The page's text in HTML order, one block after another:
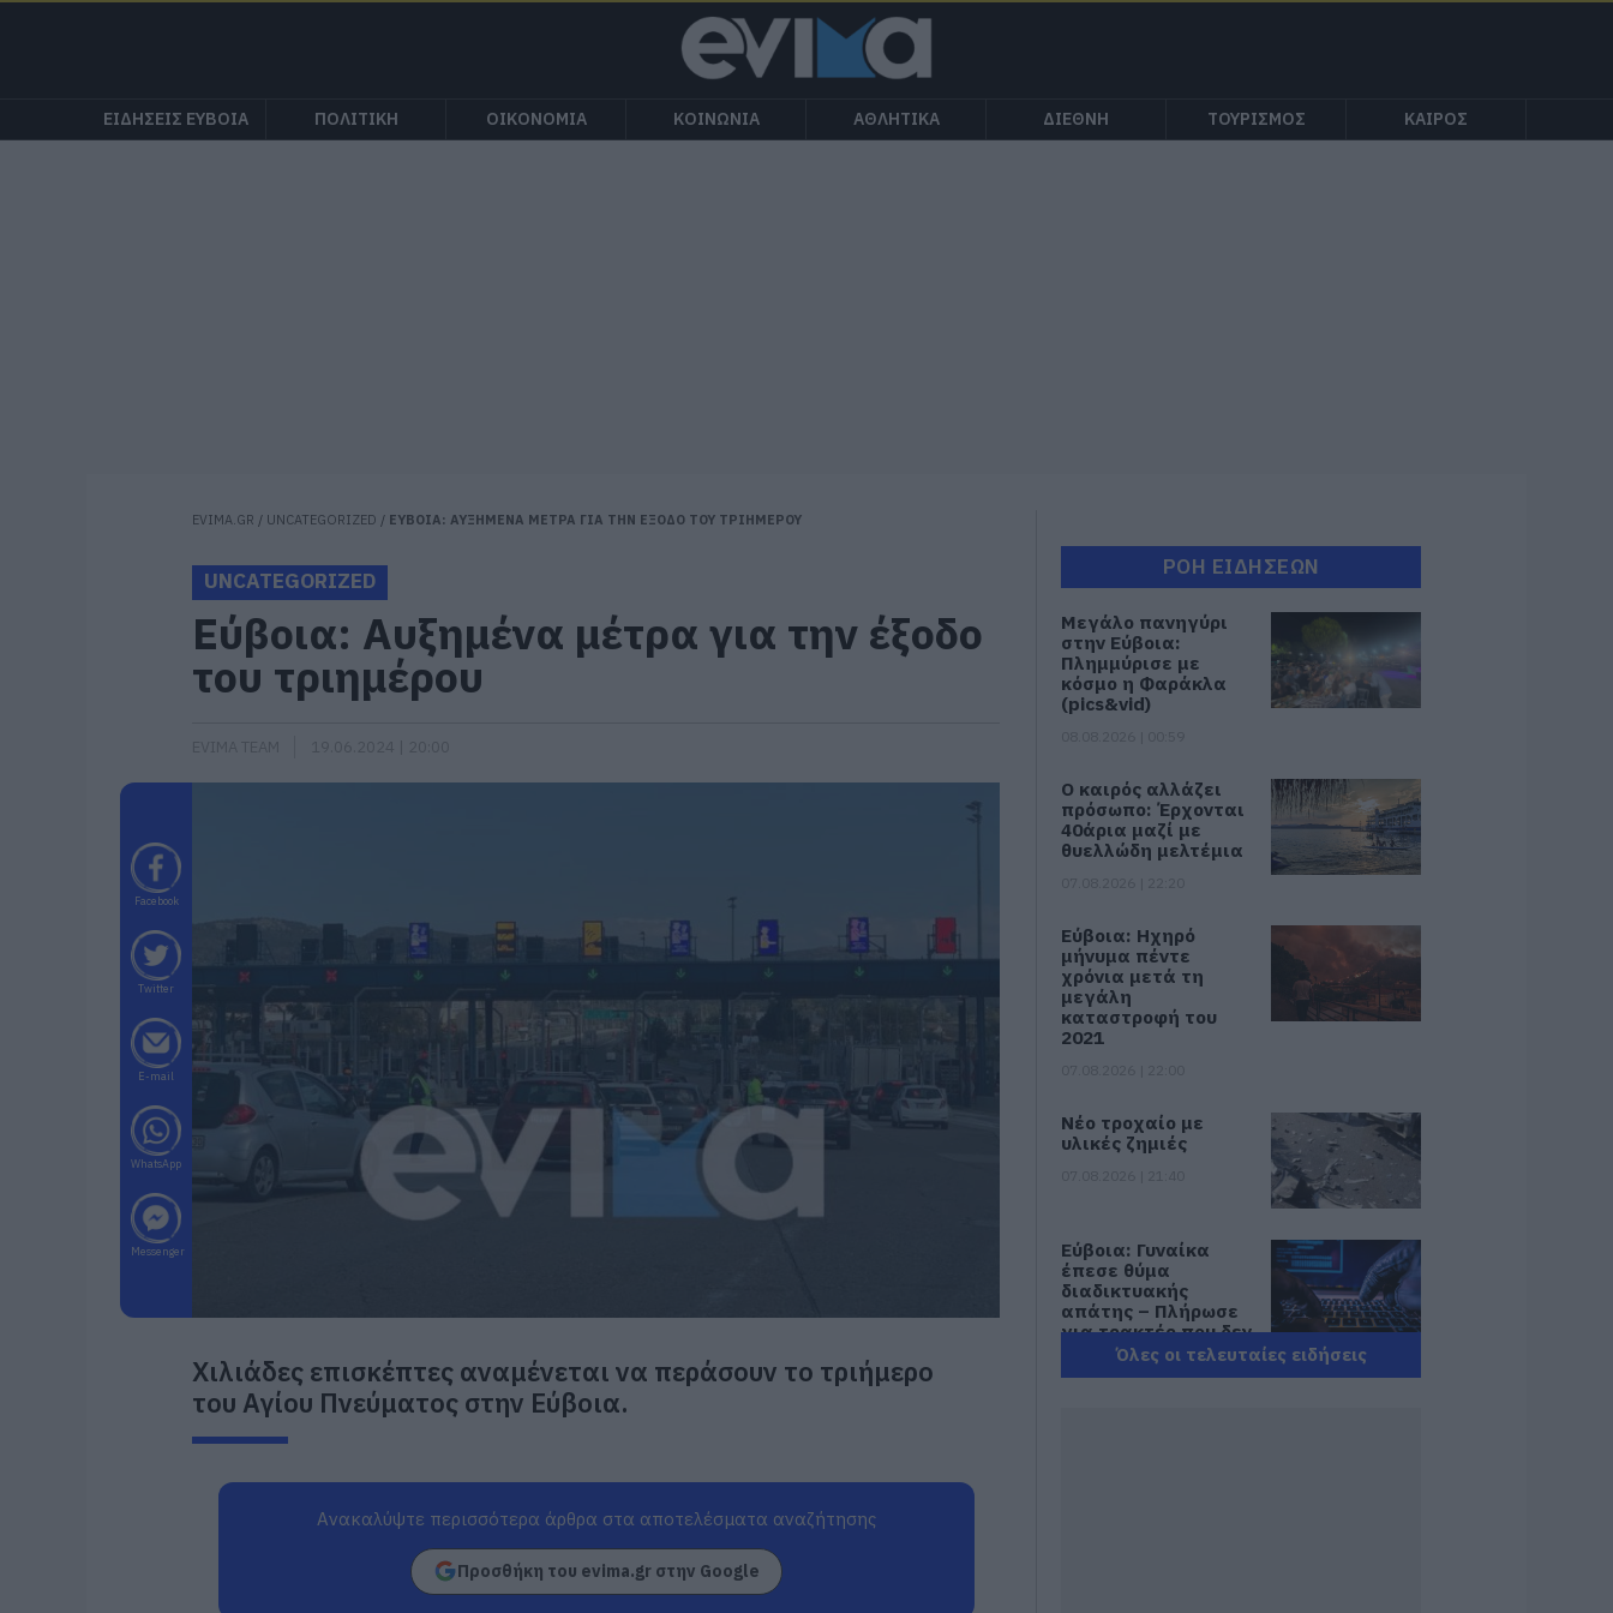
ΕΙΔΗΣΕΙΣ ΕΥΒΟΙΑ ΠΟΛΙΤΙΚΗ ΟΙΚΟΝΟΜΙΑ ΚΟΙΝΩΝΙΑ ΑΘΛΗΤΙΚΑ ΔΙΕΘΝΗ ΤΟΥΡΙΣΜΟΣ ΚΑΙΡΟΣ
EVIMA.GR / UNCATEGORIZED / ΕΥΒΟΙΑ: ΑΥΞΗΜΕΝΑ ΜΕΤΡΑ ΓΙΑ ΤΗΝ ΕΞΟΔΟ ΤΟΥ ΤΡΙΗΜΕΡΟΥ
UNCATEGORIZED
Εύβοια: Αυξημένα μέτρα για την έξοδο
του τριημέρου
Facebook
Twitter
E-mail
WhatsApp
Messenger
Χιλιάδες επισκέπτες αναμένεται να περάσουν το τριήμερο
του Αγίου Πνεύματος στην Εύβοια.
Ανακαλύψτε περισσότερα άρθρα στα αποτελέσματα αναζήτησης
Προσθήκη του evima.gr στην Google
ΡΟΗ ΕΙΔΗΣΕΩΝ
Μεγάλο πανηγύρι
στην Εύβοια:
Πλημμύρισε με
κόσμο η Φαράκλα
(pics&vid)
Ο καιρός αλλάζει
πρόσωπο: Έρχονται
40άρια μαζί με
θυελλώδη μελτέμια
Εύβοια: Ηχηρό
μήνυμα πέντε
χρόνια μετά τη
μεγάλη
καταστροφή του
2021
Νέο τροχαίο με
υλικές ζημιές
Εύβοια: Γυναίκα
έπεσε θύμα
διαδικτυακής
απάτης – Πλήρωσε
για τρακτέρ που δεν
παρέλαβεΌλες οι τελευταίες ειδήσεις